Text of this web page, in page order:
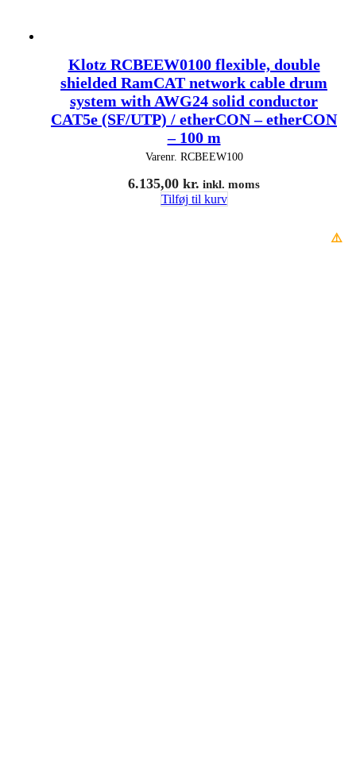
Klotz RCBEEW0100 flexible, double
shielded RamCAT network cable drum
system with AWG24 solid conductor
CAT5e (SF/UTP) / etherCON – etherCON
– 100 m
Varenr. RCBEEW100
6.135,00 kr. inkl. moms
Tilføj til kurv
⚠️